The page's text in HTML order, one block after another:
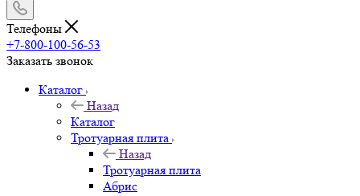
Телефоны
+7-800-100-56-53
Заказать звонок
Каталог
Назад
Каталог
Тротуарная плита
Назад
Тротуарная плита
Абрис